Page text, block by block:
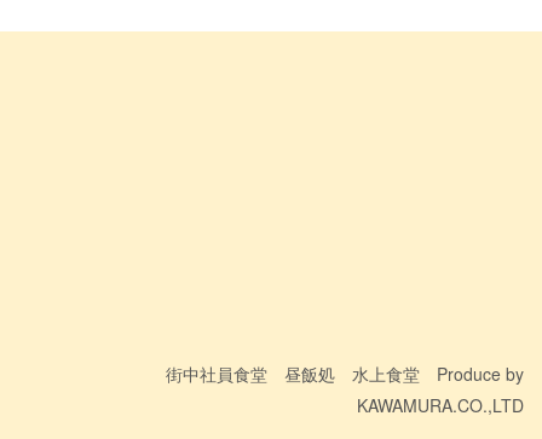
街中社員食堂 昼飯処 水上食堂 Produce by
KAWAMURA.CO.,LTD